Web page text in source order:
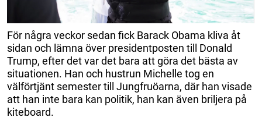
För några veckor sedan fick Barack Obama kliva åt
sidan och lämna över presidentposten till Donald
Trump, efter det var det bara att göra det bästa av
situationen. Han och hustrun Michelle tog en
välförtjänt semester till Jungfruöarna, där han visade
att han inte bara kan politik, han kan även briljera på
kiteboard.